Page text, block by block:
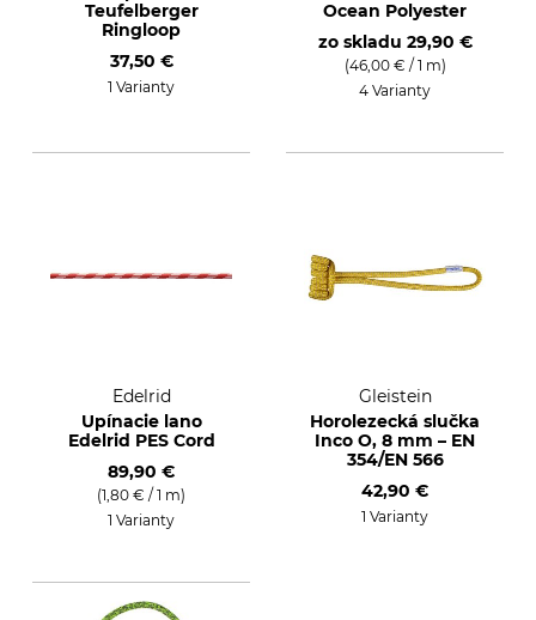
Teufelberger
Ringloop
37,50 €
1 Varianty
Ocean Polyester
zo skladu 29,90 €
(46,00 € / 1 m)
4 Varianty
Edelrid
Upínacie lano
Edelrid PES Cord
89,90 €
(1,80 € / 1 m)
1 Varianty
Gleistein
Horolezecká slučka
Inco O, 8 mm – EN
354/EN 566
42,90 €
1 Varianty